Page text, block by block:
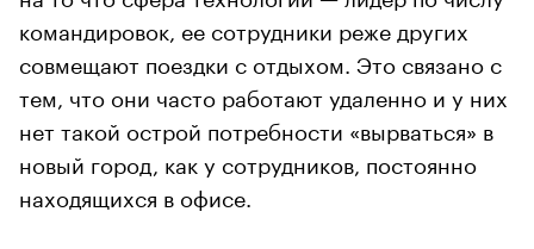
командировок, ее сотрудники реже других
совмещают поездки с отдыхом. Это связано с
тем, что они часто работают удаленно и у них
нет такой острой потребности «вырваться» в
новый город, как у сотрудников, постоянно
находящихся в офисе.